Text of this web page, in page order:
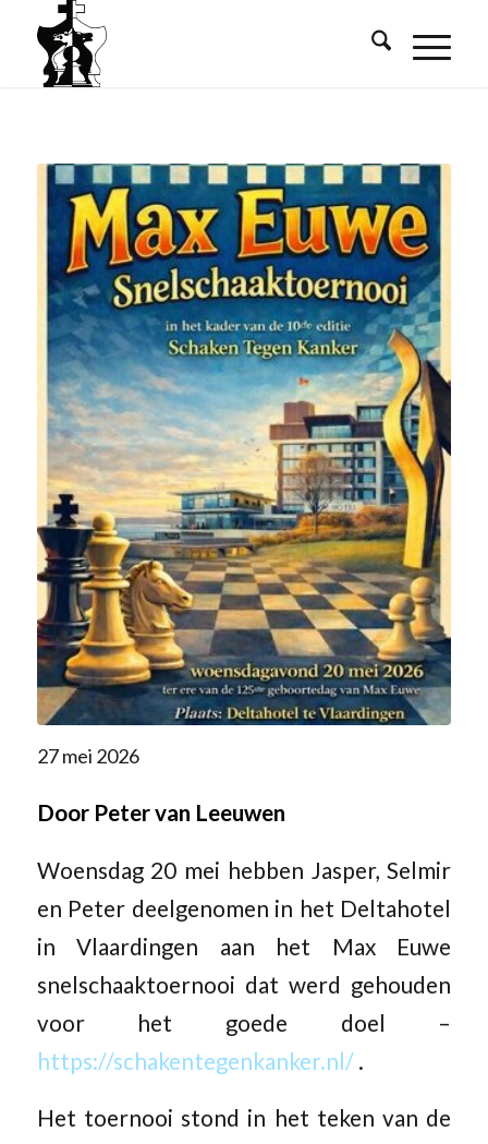
27 mei 2026
Door Peter van Leeuwen
Woensdag 20 mei hebben Jasper, Selmir
en Peter deelgenomen in het Deltahotel
in Vlaardingen aan het Max Euwe
snelschaaktoernooi dat werd gehouden
voor het goede doel –
https://schakentegenkanker.nl/.
Het toernooi stond in het teken van de